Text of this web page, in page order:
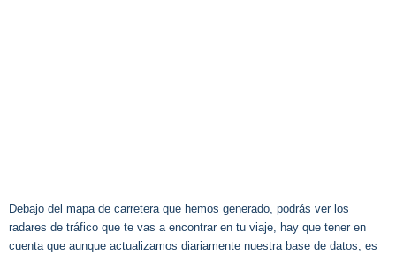
Debajo del mapa de carretera que hemos generado, podrás ver los
radares de tráfico que te vas a encontrar en tu viaje, hay que tener en
cuenta que aunque actualizamos diariamente nuestra base de datos, es